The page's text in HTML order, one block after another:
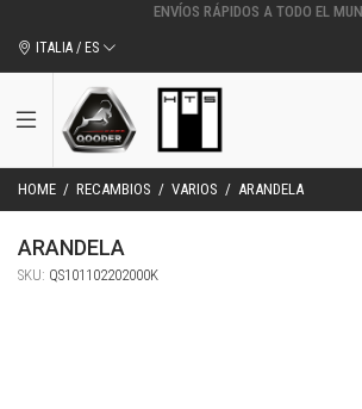
ITALIA / ES
HOME / RECAMBIOS / VARIOS / ARANDELA
ARANDELA
SKU: QS101102202000K